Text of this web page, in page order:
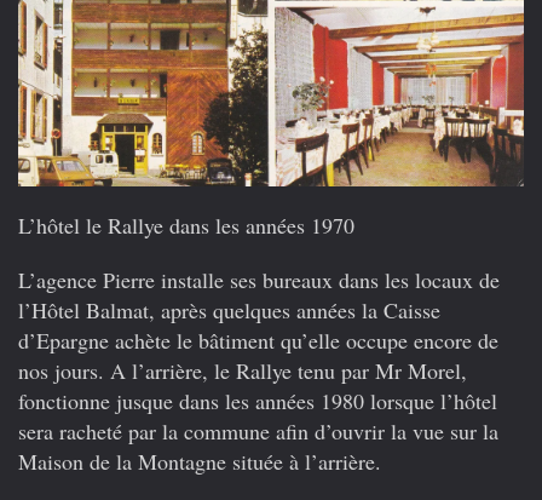
L’hôtel le Rallye dans les années 1970
L’agence Pierre installe ses bureaux dans les locaux de
l’Hôtel Balmat, après quelques années la Caisse
d’Epargne achète le bâtiment qu’elle occupe encore de
nos jours. A l’arrière, le Rallye tenu par Mr Morel,
fonctionne jusque dans les années 1980 lorsque l’hôtel
sera racheté par la commune afin d’ouvrir la vue sur la
Maison de la Montagne située à l’arrière.